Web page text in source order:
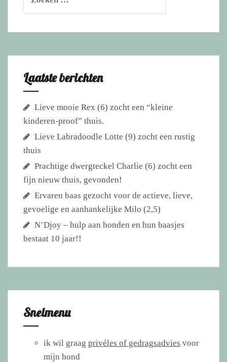
naar:
Laatste berichten
Lieve mooie Rex (6) zocht een “kleine
kinderen-proof” thuis.
Lieve Labradoodle Lotte (9) zocht een rustig
thuis
Prachtige dwergteckel Charlie (6) zocht een
fijn nieuw thuis, gevonden!
Ervaren baas gezocht voor de actieve, lieve,
gevoelige en aanhankelijke Milo (2,5)
N’Djoy – hulp aan honden en hun baasjes
bestaat 10 jaar!!
Snelmenu
ik wil graag privéles of gedragsadvies voor
mijn hond